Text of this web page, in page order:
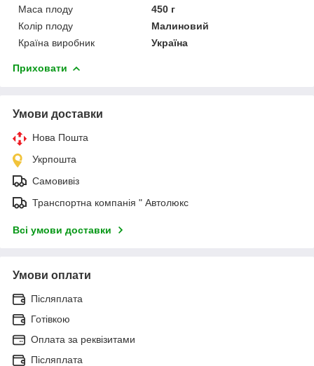
Маса плоду
450 г
Колір плоду
Малиновий
Країна виробник
Україна
Приховати
Умови доставки
Нова Пошта
Укрпошта
Самовивіз
Транспортна компанія " Автолюкс
Всі умови доставки
Умови оплати
Післяплата
Готівкою
Оплата за реквізитами
Післяплата